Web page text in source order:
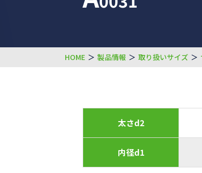
HOME ＞ 製品情報 ＞ 取り扱いサイズ ＞
太さd2
内径d1